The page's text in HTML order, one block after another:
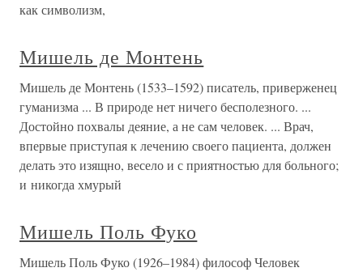
как символизм,
Мишель де Монтень
Мишель де Монтень (1533–1592) писатель, приверженец
гуманизма ... В природе нет ничего бесполезного. ...
Достойно похвалы деяние, а не сам человек. ... Врач,
впервые приступая к лечению своего пациента, должен
делать это изящно, весело и с приятностью для больного;
и никогда хмурый
Мишель Поль Фуко
Мишель Поль Фуко (1926–1984) философ Человек